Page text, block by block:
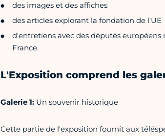
des images et des affiches
des articles explorant la fondation de l'UE
d'entretiens avec des députés
France.
L'Exposition comprend les
Galerie 1:Un souvenir historique
Cette partie de l'exposition fournit aux